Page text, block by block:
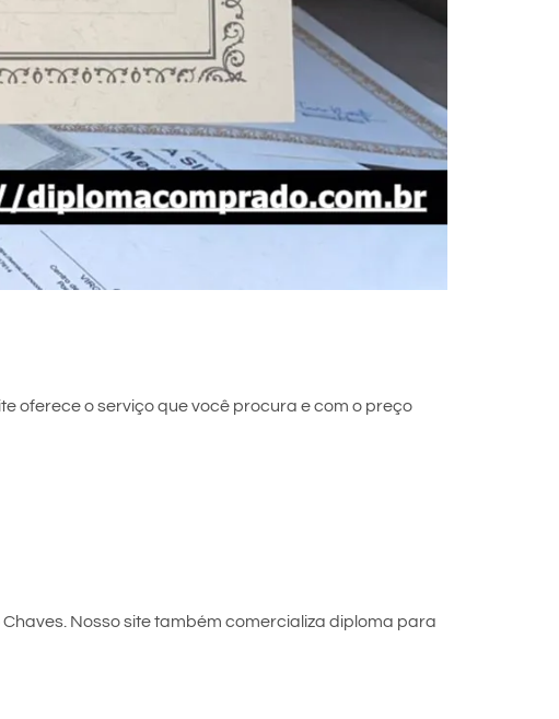
oferece o serviço que você procura e com o preço
Nosso site também comercializa diploma para